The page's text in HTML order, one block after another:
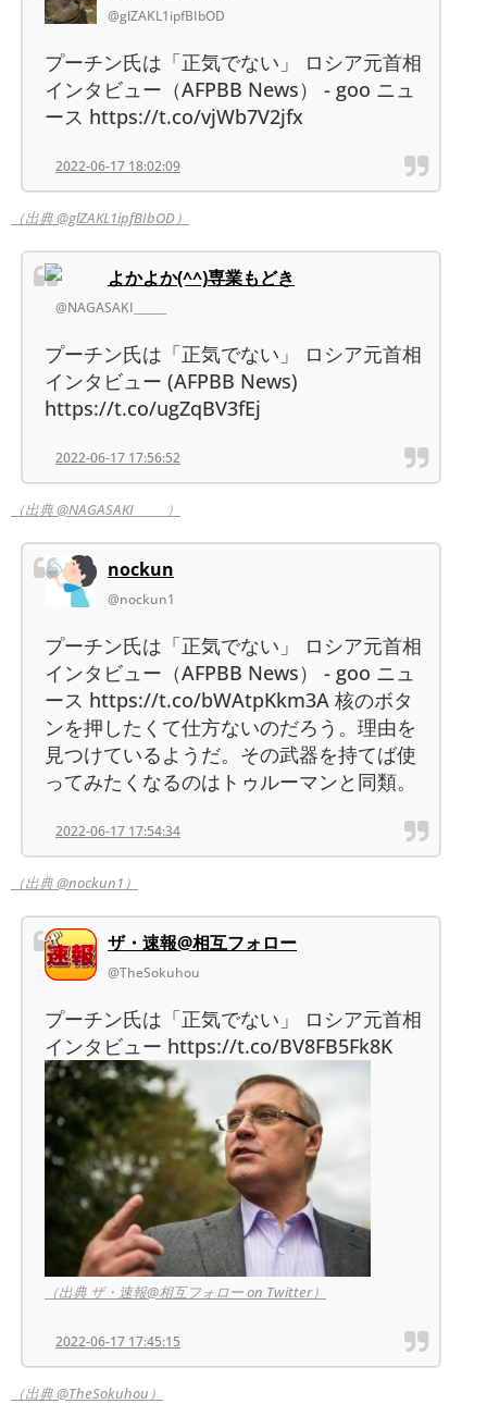
@glZAKL1ipfBIbOD
プーチン氏は「正気でない」 ロシア元首相
インタビュー（AFPBB News） - goo ニュ
ース https://t.co/vjWb7V2jfx
2022-06-17 18:02:09
（出典 @glZAKL1ipfBIbOD）
よかよか(^^)専業もどき
@NAGASAKI______
プーチン氏は「正気でない」 ロシア元首相
インタビュー (AFPBB News)
https://t.co/ugZqBV3fEj
2022-06-17 17:56:52
（出典 @NAGASAKI______）
nockun
@nockun1
プーチン氏は「正気でない」 ロシア元首相
インタビュー（AFPBB News） - goo ニュ
ース https://t.co/bWAtpKkm3A 核のボタ
ンを押したくて仕方ないのだろう。理由を
見つけているようだ。その武器を持てば使
ってみたくなるのはトゥルーマンと同類。
2022-06-17 17:54:34
（出典 @nockun1）
ザ・速報@相互フォロー
@TheSokuhou
プーチン氏は「正気でない」 ロシア元首相
インタビュー https://t.co/BV8FB5Fk8K
（出典 ザ・速報@相互フォロー on Twitter）
2022-06-17 17:45:15
（出典 @TheSokuhou）